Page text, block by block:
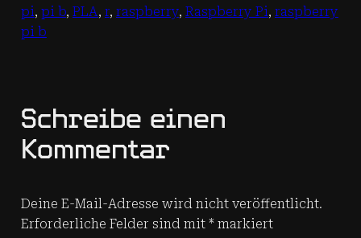
pi, pi b, PLA, r, raspberry, Raspberry Pi, raspberry
pi b
Schreibe einen
Kommentar
Deine E-Mail-Adresse wird nicht veröffentlicht.
Erforderliche Felder sind mit *markiert